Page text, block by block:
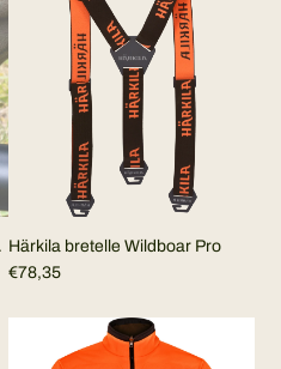
Härkila bretelle Wildboar Pro
€78,35